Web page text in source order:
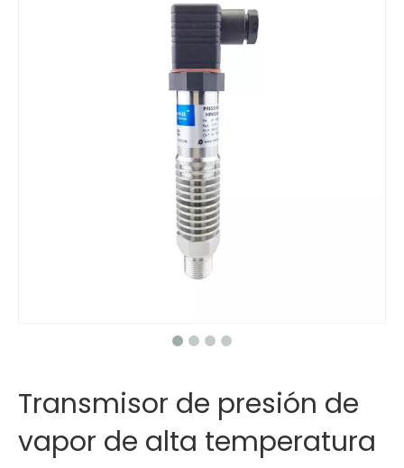
Transmisor de presión de
vapor de alta temperatura